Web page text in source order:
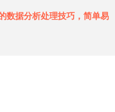
数据分析处理技巧，简单易